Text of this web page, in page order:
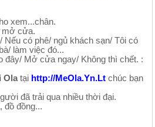
xem...chân.
mở cửa.
có phê/ ngủ khách sạn/ Tôi có
làm việc đó...
đây/ Mở cửa ngay/ Không thì chết. :
Ola tại http://MeOla.Yn.Lt chúc bạn
đã trải qua nhiều thời đại.
đồ đồng...